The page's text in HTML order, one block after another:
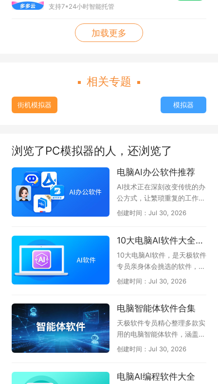
支持7*24小时智能托管
加载更多
相关专题
街机模拟器 模拟器
浏览了PC模拟器的人，还浏览了
电脑AI办公软件推荐
AI技术正在深刻改变传统的办
公方式，让繁琐重复的工作变
得高效又轻松。无论是文案撰
公软件都能像得力助手一样，
帮你快速理清思路并输出高质
量成果。它们将复杂的操作简
化为几句对话指令，大幅降低
了专业技能的门槛，使职场人
在创意与决策上，真正实现事
半功倍的智慧办公。本专题为
大家整理了一批实用的电脑AI
办公软件，如文档处理的WP
S AI、智能对话的豆包AI助
见，以及扣子、博思AIPPT、
创建时间：Jul 30, 2026
10大电脑AI软件大全-办公学习必备
10大电脑AI软件，是天极软件
专员亲身体会挑选的软件，无
论是AI问答、AI创作、AI答
升我们的办公效率和学习拓
展，不懂就问AI，真正体会到
了AI与人协同的魅力。本专题
共收集了DClaw、TRAE Wor
端较好用的AI软件，希望对大
创建时间：Jul 30, 2026
电脑智能体软件合集
天极软件专员精心整理多款实
用的电脑智能体软件，涵盖Q
Claw、AiPy爱派、WorkBud
体应用，助力办公、创作、高
创建时间：Jul 30, 2026
电脑AI编程软件大全